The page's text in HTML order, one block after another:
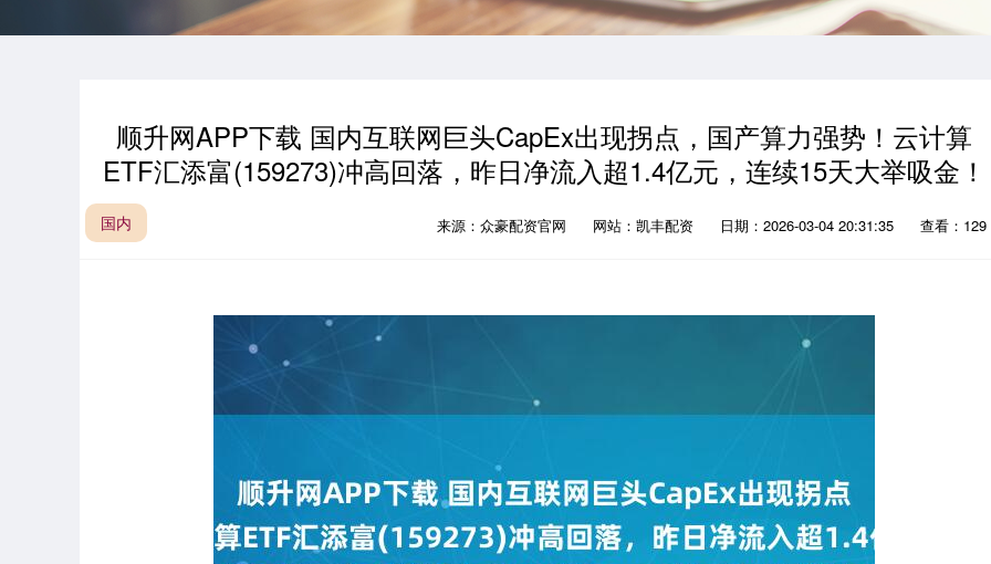
顺升网APP下载 国内互联网巨头CapEx出现拐点，国产算力强势！云计算
ETF汇添富(159273)冲高回落，昨日净流入超1.4亿元，连续15天大举吸金！
国内 来源：众豪配资官网 网站：凯丰配资 日期：2026-03-04 20:31:35 查看：129